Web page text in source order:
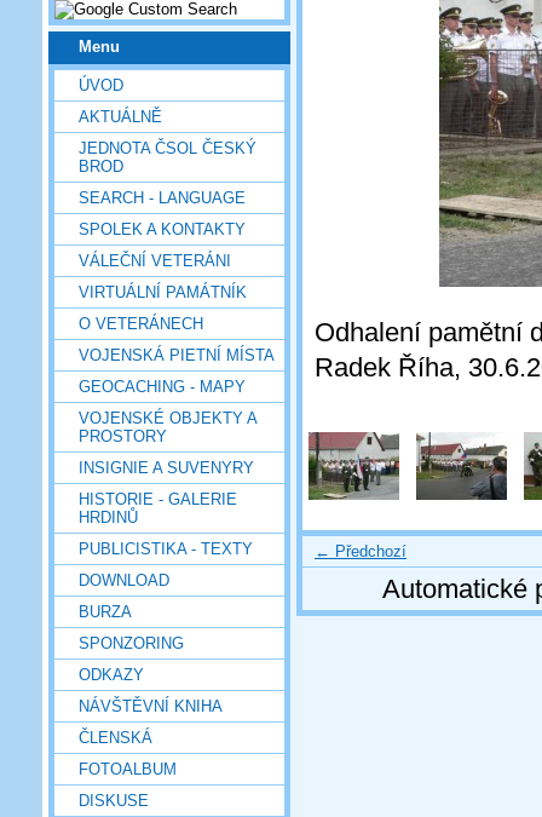
Menu
ÚVOD
AKTUÁLNĚ
JEDNOTA ČSOL ČESKÝ
BROD
SEARCH - LANGUAGE
SPOLEK A KONTAKTY
VÁLEČNÍ VETERÁNI
VIRTUÁLNÍ PAMÁTNÍK
O VETERÁNECH
VOJENSKÁ PIETNÍ MÍSTA
GEOCACHING - MAPY
VOJENSKÉ OBJEKTY A
PROSTORY
INSIGNIE A SUVENYRY
HISTORIE - GALERIE
HRDINŮ
PUBLICISTIKA - TEXTY
DOWNLOAD
BURZA
SPONZORING
ODKAZY
NÁVŠTĚVNÍ KNIHA
ČLENSKÁ
FOTOALBUM
DISKUSE
Odhalení pamětní
Radek Říha,
← Předchozí
Automatické